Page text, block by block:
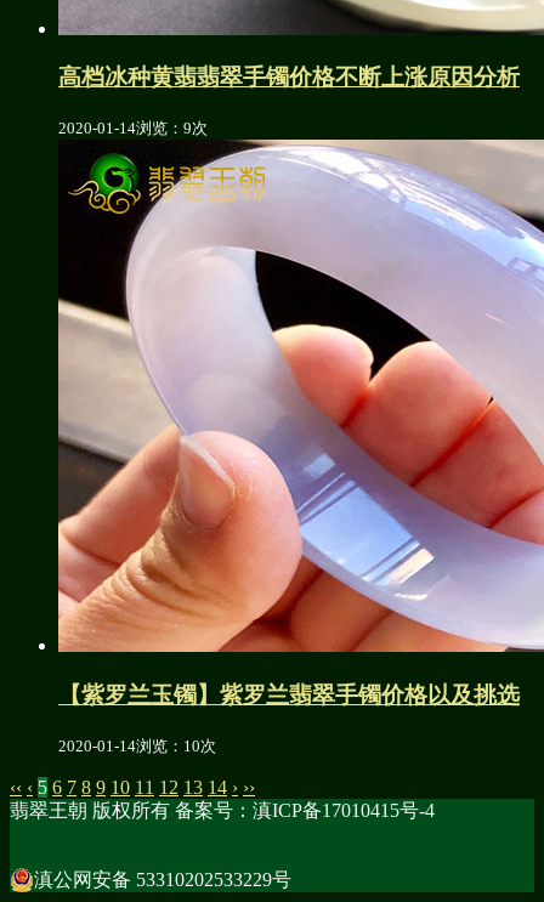
高档冰种黄翡翡翠手镯价格不断上涨原因分析
2020-01-14浏览：9次
【紫罗兰玉镯】紫罗兰翡翠手镯价格以及挑选
2020-01-14浏览：10次
‹‹ ‹ 5 6 7 8 9 10 11 12 13 14 › ››
翡翠王朝 版权所有 备案号：滇ICP备17010415号-4
滇公网安备 53310202533229号